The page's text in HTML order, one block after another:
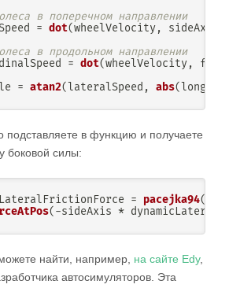
в поперечном направлении
= dot(wheelVelocity, sideAxis
в продольном направлении
= dot(wheelVelocity,
= atan2( lateralSpeed , abs(
подставляете в функцию и получаете
боковой силы:
= pacejka94(
( -sideAxis *
найти, например, на сайте Edy,
автосимуляторов. Эта